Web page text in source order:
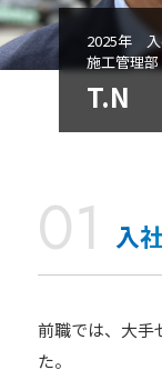
2025年
施工管理部
T.N
入
前職では、大手
た。